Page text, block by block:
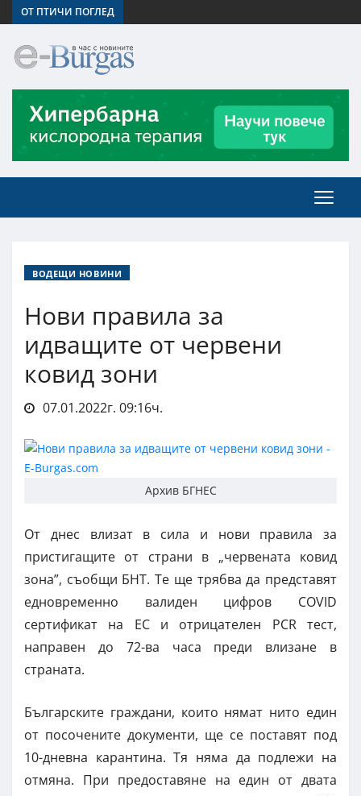
ОТ ПТИЧИ ПОГЛЕД
ВОДЕЩИ НОВИНИ
Нови правила за
идващите от червени
ковид зони
07.01.2022г. 09:16ч.
Архив БГНЕС
От днес влизат в сила и нови правила за
пристигащите от страни в „червената ковид
зона”, съобщи БНТ. Те ще трябва да представят
едновременно валиден цифров COVID
сертификат на ЕС и отрицателен PCR тест,
направен до 72-ва часа преди влизане в
страната.
Българските граждани, които нямат нито един
от посочените документи, ще се поставят под
10-дневна карантина. Тя няма да подлежи на
отмяна. При предоставяне на един от двата